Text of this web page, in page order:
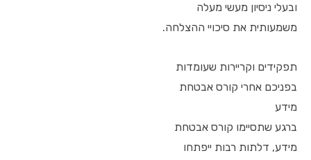
ובעלי ניסיון מעשי מעלה
משמעותית את סיכויי ההצלחה.
תפקידים וקריירות שעומדות
בפניכם אחרי קורס אבטחת
מידע
ברגע שתסיימו קורס אבטחת
מידע, דלתות רבות ייפתחו